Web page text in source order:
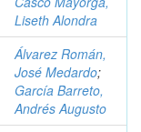
Liseth Alondra
Álvarez Román,
José Medardo;
García Barreto,
Andrés Augusto